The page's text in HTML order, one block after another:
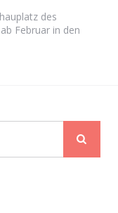
des
Februar in den